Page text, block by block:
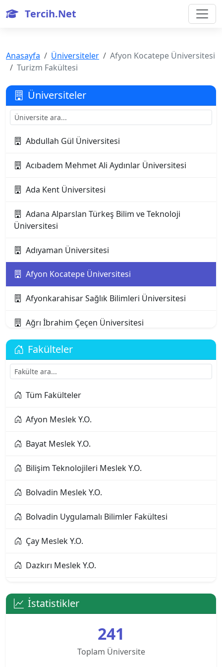
Tercih.Net
Anasayfa Üniversiteler
Afyon Kocatepe Üniversitesi
Turizm Fakültesi
Üniversiteler
Abdullah Gül Üniversitesi
Acıbadem Mehmet Ali Aydınlar Üniversitesi
Ada Kent Üniversitesi
Adana Alparslan Türkeş Bilim ve Teknoloji
Üniversitesi
Adıyaman Üniversitesi
Afyon Kocatepe Üniversitesi
Afyonkarahisar Sağlık Bilimleri Üniversitesi
Ağrı İbrahim Çeçen Üniversitesi
Akdeniz Karpaz Üniversitesi
Akdeniz Üniversitesi
Aksaray Üniversitesi
Alanya Alaaddin Keykubat Üniversitesi
Alanya Üniversitesi
Altınbaş Üniversitesi
Amasya Üniversitesi
Anadolu Üniversitesi
Ankara Bilim Üniversitesi
Ankara Hacı Bayram Veli Üniversitesi
Ankara Müzik ve Güzel Sanatlar Üniversitesi
Ankara Sosyal Bilimler Üniversitesi
Fakülteler
Tüm Fakülteler
Afyon Meslek Y.O.
Bayat Meslek Y.O.
Bilişim Teknolojileri Meslek Y.O.
Bolvadin Meslek Y.O.
Bolvadin Uygulamalı Bilimler Fakültesi
Çay Meslek Y.O.
Dazkırı Meslek Y.O.
Dinar Uygulamalı Bilimler Y.O.
İstatistikler
241
Toplam Üniversite